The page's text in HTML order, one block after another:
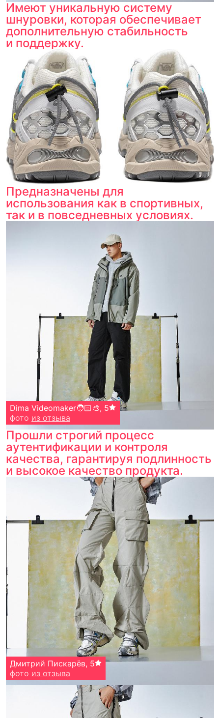
Имеют уникальную систему
шнуровки, которая обеспечивает
дополнительную стабильность
и поддержку.
Предназначены для
использования как в спортивных,
так и в повседневных условиях.
Dima Videomaker🧑🏻‍🎨, 5
фото из отзыва
Прошли строгий процесс
аутентификации и контроля
качества, гарантируя подлинность
и высокое качество продукта.
Дмитрий Пискарёв, 5
фото из отзыва